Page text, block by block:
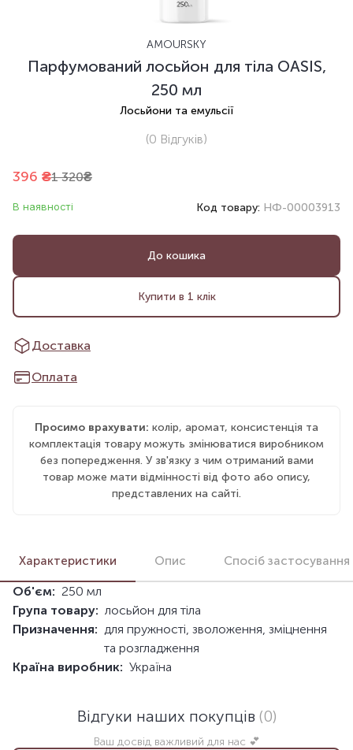
AMOURSKY
Парфумований лосьйон для тіла OASIS,
250 мл
Лосьйони та емульсії
(0 Відгуків)
396 ₴1 320₴
В наявності Код товару: НФ-00003913
До кошика
Купити в 1 клік
Доставка
Оплата
Просимо врахувати: колір, аромат, консистенція та
комплектація товару можуть змінюватися виробником
без попередження. У зв'язку з чим отриманий вами
товар може мати відмінності від фото або опису,
представлених на сайті.
Характеристики Опис Спосіб застосування
Об'єм: 250 мл
Група товару: лосьйон для тіла
Призначення: для пружності, зволоження, зміцнення
та розгладження
Країна виробник: Україна
Відгуки наших покупців (0)
Ваш досвід важливий для нас 💕